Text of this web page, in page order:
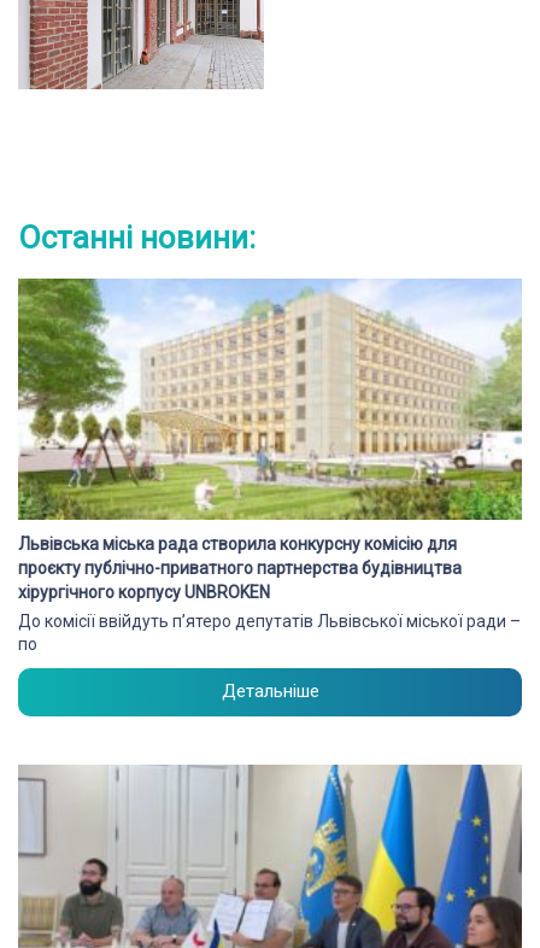
Останні новини:
Львівська міська рада створила конкурсну комісію для
проєкту публічно-приватного партнерства будівництва
хірургічного корпусу UNBROKEN
До комісії ввійдуть п’ятеро депутатів Львівської міської ради –
по
Детальніше